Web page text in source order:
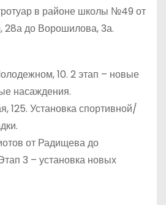
в районе школы №49 от
28а до Ворошилова, 3а.
10. 2 этап – новые
насаждения.
125. Установка спортивной/
от Радищева до
3 – установка новых